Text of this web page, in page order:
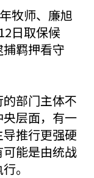
牧师、廉旭
日取保候
羁押看守
部门主体不
层面，有一
推行更强硬
能是由统战
。